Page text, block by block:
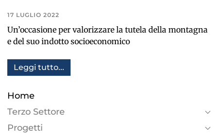
17 LUGLIO 2022
Un’occasione per valorizzare la tutela della montagna
e del suo indotto socioeconomico
Leggi tutto...
Home
Terzo Settore
Progetti